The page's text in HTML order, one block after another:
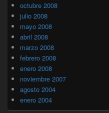
octubre 2008
julio 2008
mayo 2008
abril 2008
marzo 2008
febrero 2008
enero 2008
noviembre 2007
agosto 2004
enero 2004